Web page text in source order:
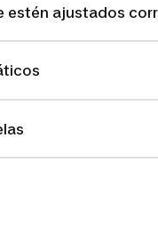
estén ajustados